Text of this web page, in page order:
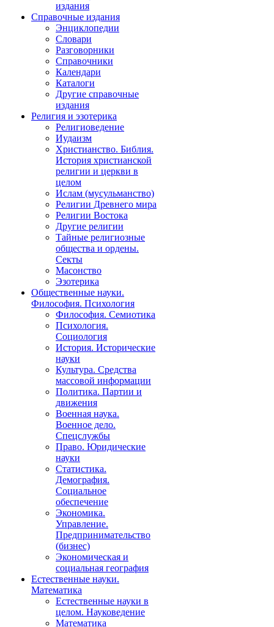
издания
Справочные издания
Энциклопедии
Словари
Разговорники
Справочники
Календари
Каталоги
Другие справочные
издания
Религия и эзотерика
Религиоведение
Иудаизм
Христианство. Библия.
История христианской
религии и церкви в
целом
Ислам (мусульманство)
Религии Древнего мира
Религии Востока
Другие религии
Тайные религиозные
общества и ордены.
Секты
Масонство
Эзотерика
Общественные науки.
Философия. Психология
Философия. Семиотика
Психология.
Социология
История. Исторические
науки
Культура. Средства
массовой информации
Политика. Партии и
движения
Военная наука.
Военное дело.
Спецслужбы
Право. Юридические
науки
Статистика.
Демография.
Социальное
обеспечение
Экономика.
Управление.
Предпринимательство
(бизнес)
Экономическая и
социальная география
Естественные науки.
Математика
Естественные науки в
целом. Науковедение
Математика